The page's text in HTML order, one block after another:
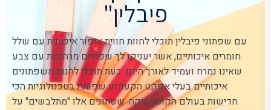
פיבלין"
עם שפתוני פיבלין תוכלי לחוות חווית איפור איכותית עם שלל
חומרים איכותיים, אשר יעניקו לך שפתיים מרהיבות עם צבע
שאינו נמרח ועמיד לאורך היום. כעת תוכלי להנות משפתונים
איכותיים בעלי אפקט הקעקוע שפותח בטכנולוגיות הכי
חדישות בעולם הקוסמטיקה. שפתונים אלו "מתלבשים" על